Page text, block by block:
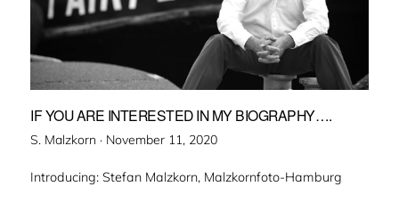
IF YOU ARE INTERESTED IN MY BIOGRAPHY….
S. Malzkorn · Veröffentlicht
November 11, 2020
Introducing: Stefan Malzkorn, Malzkornfoto-Hamburg